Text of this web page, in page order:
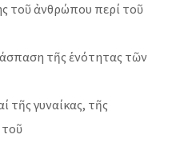
τοῦ ἀνθρώπου περί τοῦ
τῆς ἑνότητας τῶν
τῆς γυναίκας, τῆς